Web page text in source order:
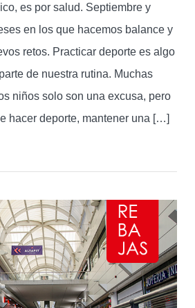
es por salud. Septiembre y
en los que hacemos balance y
retos. Practicar deporte es algo
de nuestra rutina. Muchas
niños solo son una excusa, pero
hacer deporte, mantener una […]